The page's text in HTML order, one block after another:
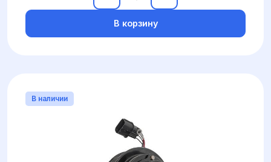
В корзину
В наличии